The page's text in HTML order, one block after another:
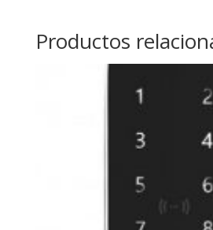
Productos